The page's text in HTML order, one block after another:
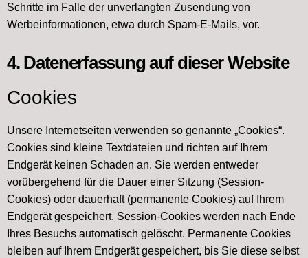
Schritte im Falle der unverlangten Zusendung von
Werbeinformationen, etwa durch Spam-E-Mails, vor.
4. Datenerfassung auf dieser Website
Cookies
Unsere Internetseiten verwenden so genannte „Cookies“.
Cookies sind kleine Textdateien und richten auf Ihrem
Endgerät keinen Schaden an. Sie werden entweder
vorübergehend für die Dauer einer Sitzung (Session-
Cookies) oder dauerhaft (permanente Cookies) auf Ihrem
Endgerät gespeichert. Session-Cookies werden nach Ende
Ihres Besuchs automatisch gelöscht. Permanente Cookies
bleiben auf Ihrem Endgerät gespeichert, bis Sie diese selbst